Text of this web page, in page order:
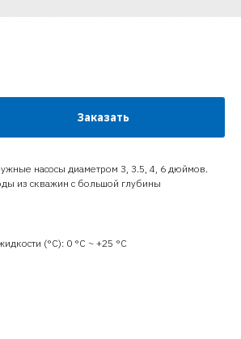
Заказать
насосы диаметром 3, 3.5, 4, 6 дюймов.
из скважин с большой глубины
(°C): 0 °С ~ +25 °С